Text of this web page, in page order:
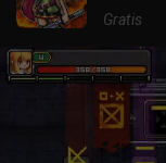
campaña sea aún
esperar, pero el
habría encantado ver
cosas, pero el modo
diversión generada
de 9,99 $.
Gratis